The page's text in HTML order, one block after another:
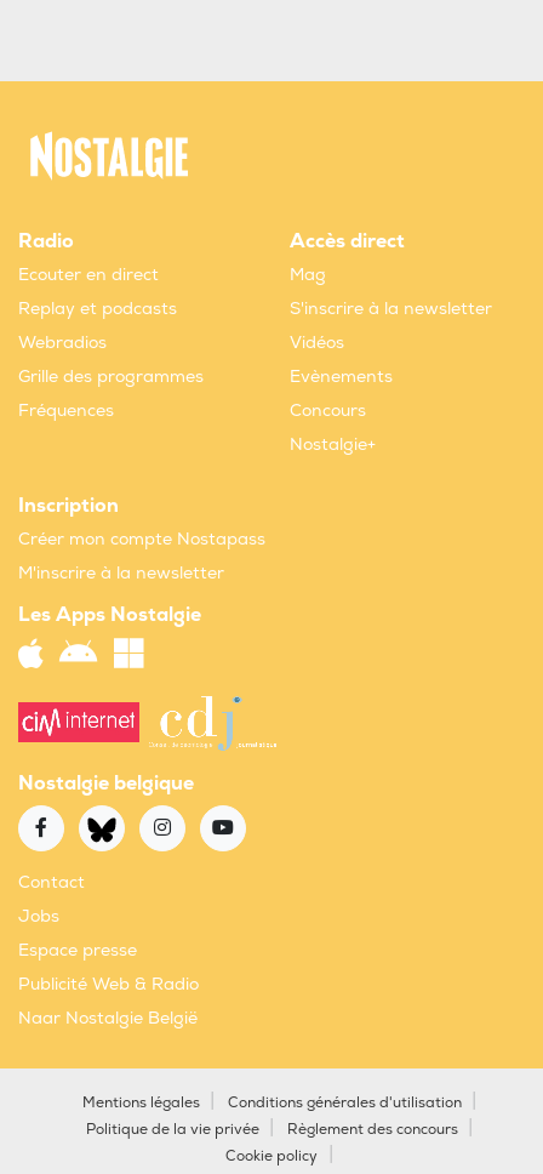
Radio
Ecouter en direct
Replay et podcasts
Webradios
Grille des programmes
Fréquences
Accès direct
Mag
S'inscrire à la newsletter
Vidéos
Evènements
Concours
Nostalgie+
Inscription
Créer mon compte Nostapass
M'inscrire à la newsletter
Les Apps Nostalgie
Nostalgie belgique
Contact
Jobs
Espace presse
Publicité Web & Radio
Naar Nostalgie België
Mentions légales
Conditions générales d'utilisation
Politique de la vie privée
Règlement des concours
Cookie policy